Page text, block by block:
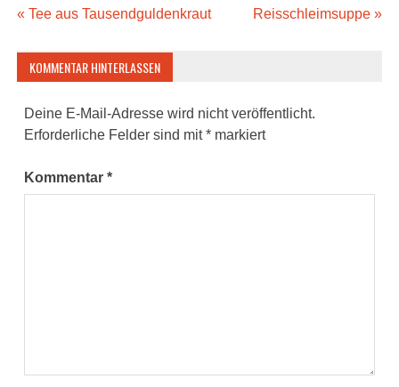
Beitragsnavigation
« Tee aus Tausendguldenkraut Reisschleimsuppe »
KOMMENTAR HINTERLASSEN
Deine E-Mail-Adresse wird nicht veröffentlicht.
Erforderliche Felder sind mit* markiert
Kommentar*